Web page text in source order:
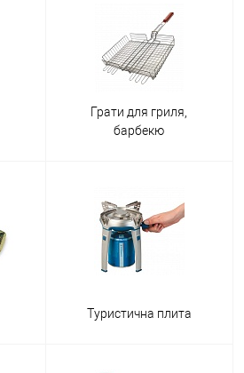
на різну кількість туристів -
з десятка мандрівників. Намети
два типи: Трекінгові - легкі похідні
форми для однієї людини, з
Грати для гриля,
барбекю
Туристична плита